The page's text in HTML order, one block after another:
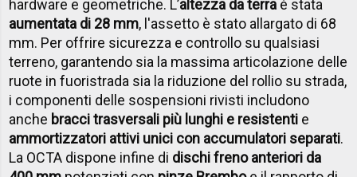
hardware e geometriche. L’altezza da terra è stata
aumentata di 28 mm, l'assetto è stato allargato di 68
mm. Per offrire sicurezza e controllo su qualsiasi
terreno, garantendo sia la massima articolazione delle
ruote in fuoristrada sia la riduzione del rollio su strada,
i componenti delle sospensioni rivisti includono
anche bracci trasversali più lunghi e resistenti e
ammortizzatori attivi unici con accumulatori separati.
La OCTA dispone infine di dischi freno anteriori da